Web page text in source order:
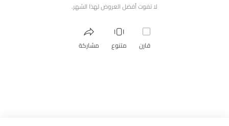
لا تفوت أفضل العروض لهذا الشهر.
قارن متنوع مشاركة